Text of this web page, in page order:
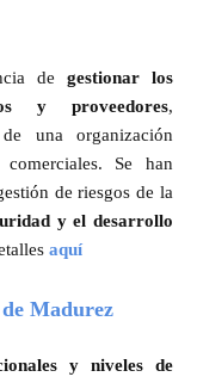
de gestionar los
y proveedores,
una organización
Se han
de riesgos de la
y el desarrollo
aquí
Madurez
y niveles de